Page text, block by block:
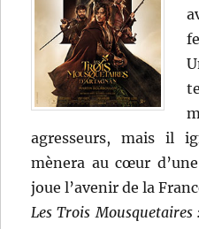
agresseurs, mais il
mènera au cœur
joue l’avenir de la
Les Trois Mousquetaires